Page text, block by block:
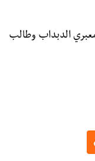
الدبداب وطالب